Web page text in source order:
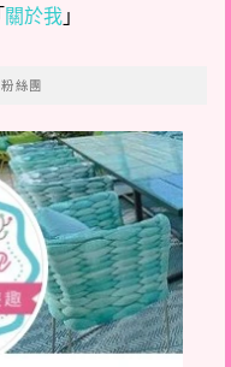
關於我」
絲團